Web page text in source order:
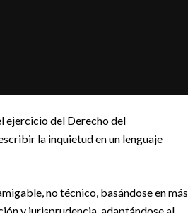
ejercicio del Derecho del
la inquietud en un lenguaje
no técnico, basándose en más
y jurisprudencia, adaptándose al